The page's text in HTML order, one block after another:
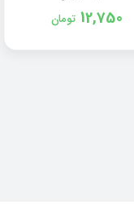
12,750 تومان